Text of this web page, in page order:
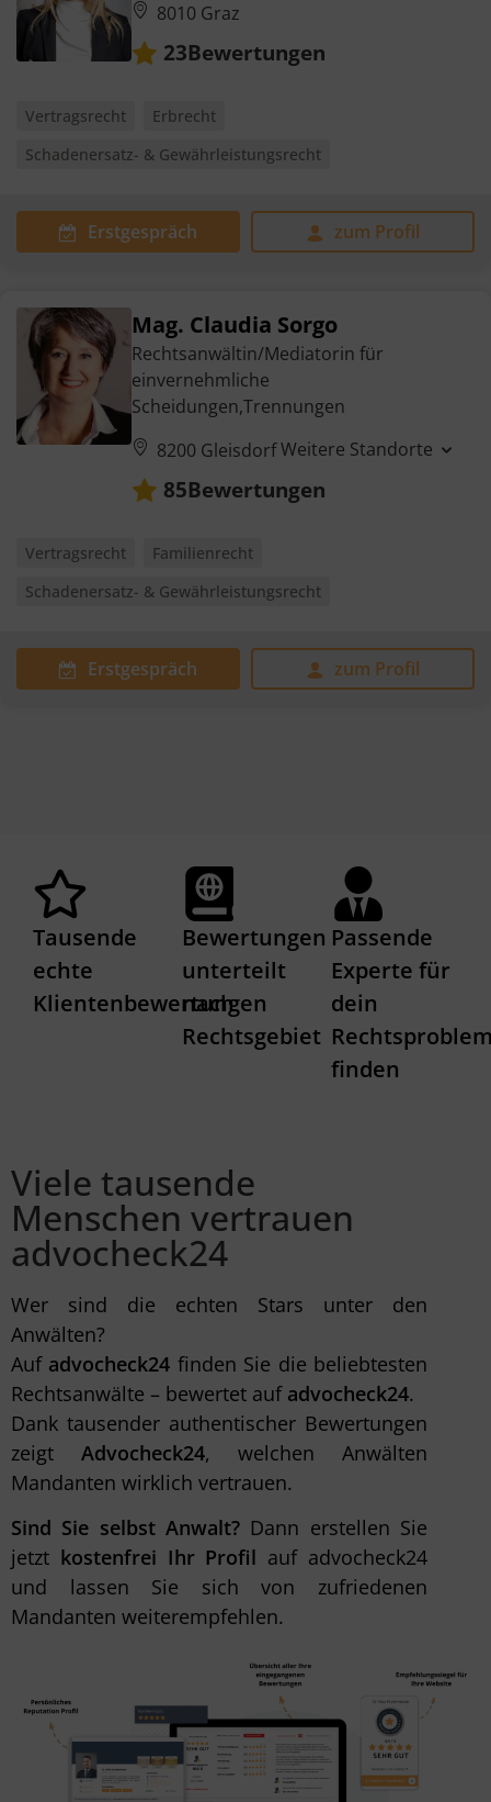
8010 Graz
23Bewertungen
Vertragsrecht
Erbrecht
Schadenersatz- & Gewährleistungsrecht
Erstgespräch zum Profil
Mag. Claudia Sorgo
Rechtsanwältin/Mediatorin für
einvernehmliche
Scheidungen,Trennungen
8200 GleisdorfWeitere Standorte
85Bewertungen
Vertragsrecht
Familienrecht
Schadenersatz- & Gewährleistungsrecht
Erstgespräch zum Profil
Tausende
echte
Klientenbewertungen
Bewertungen
unterteilt
nach
Rechtsgebiet
Passende
Experte für
dein
finden
Viele tausende
Menschen vertrauen
advocheck24
Wer sind die echten Stars unter den
Anwälten?
Auf advocheck24 finden Sie die beliebtesten
Rechtsanwälte – bewertet auf advocheck24.
Dank tausender authentischer Bewertungen
zeigt Advocheck24, welchen Anwälten
Mandanten wirklich vertrauen.
Sind Sie selbst Anwalt? Dann erstellen Sie
jetzt kostenfrei Ihr Profil auf advocheck24
und lassen Sie sich von zufriedenen
Mandanten weiterempfehlen.